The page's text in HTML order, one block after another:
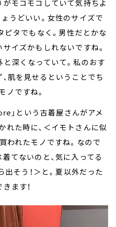
がモコモコしていて気持ちよ
うどいい。女性のサイズで
ピタでもなく。男性だとかな
イズかもしれないですね。
深くなっていて。私のおす
肌を見せるということでち
ノですね。
」という古着屋さんがアメ
れた時に、＜イモトさんに似
われたモノですね。なので
てないのと、気に入ってる
出そう！＞と。夏以外だった
ます！